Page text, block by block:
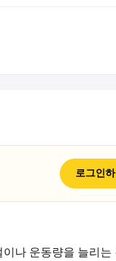
로그인
나 운동량을 늘리는